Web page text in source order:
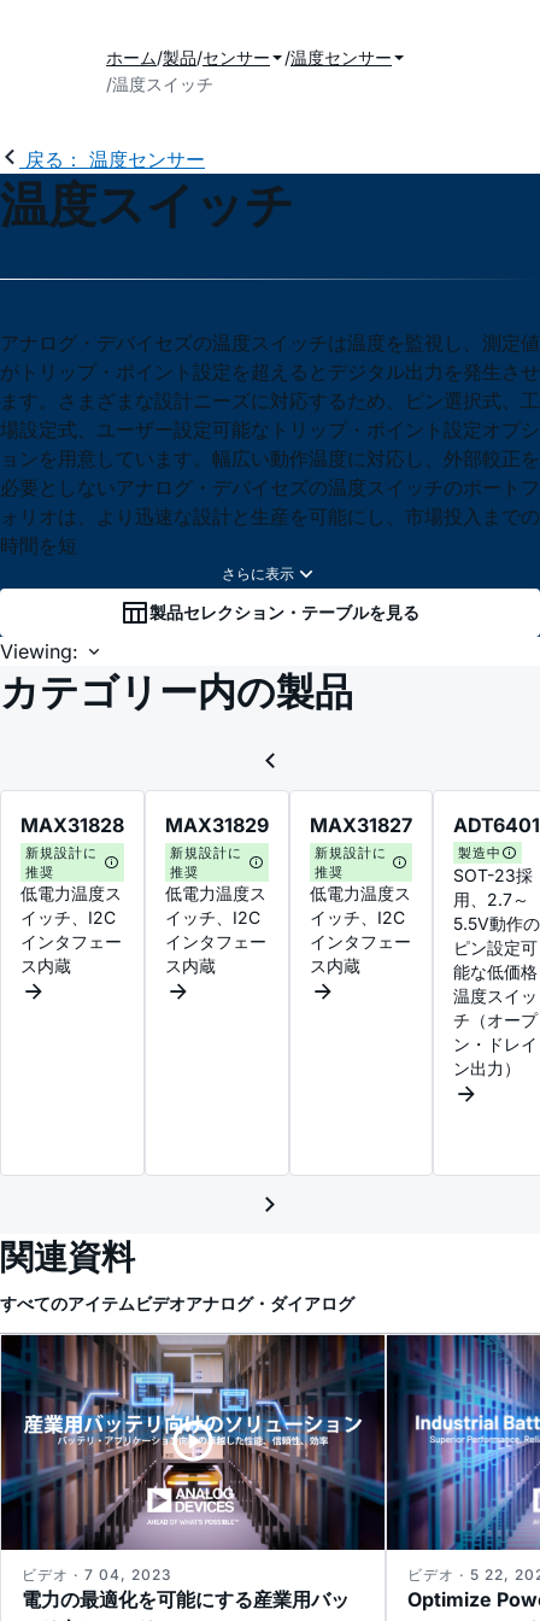
ホーム 製品 センサー
温度センサー
温度スイッチ
戻る： 温度センサー
温度スイッチ
アナログ・デバイセズの温度スイッチは温度を監視し、測定値
がトリップ・ポイント設定を超えるとデジタル出力を発生させ
ます。さまざまな設計ニーズに対応するため、ピン選択式、工
場設定式、ユーザー設定可能なトリップ・ポイント設定オプシ
ョンを用意しています。幅広い動作温度に対応し、外部較正を
必要としないアナログ・デバイセズの温度スイッチのポートフ
ォリオは、より迅速な設計と生産を可能にし、市場投入までの
時間を短
製品セレクション・テーブルを見る
Viewing:
カテゴリー内の製品
MAX31828
新規設計に
推奨
低電力温度ス
イッチ、I2C
インタフェー
ス内蔵
MAX31829
新規設計に
推奨
低電力温度ス
イッチ、I2C
インタフェー
ス内蔵
MAX31827
新規設計に
推奨
低電力温度ス
イッチ、I2C
インタフェー
ス内蔵
ADT6401
製造中
SOT-23採
用、2.7～
5.5V動作の
ピン設定可
能な低価格
温度スイッ
チ（オープ
ン・ドレイ
ン出力）
関連資料
すべてのアイテムビデオアナログ・ダイアログ
電力の最適化を可能にする産業用バッ
ビデオ · 7 04, 2023
Optimize
ビデオ · 5 22,